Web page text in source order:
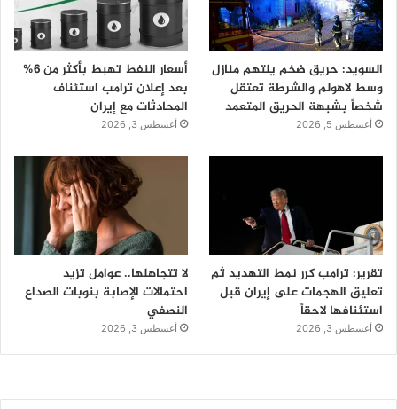
السويد: حريق ضخم يلتهم منازل
وسط لاهولم والشرطة تعتقل
شخصاً بشبهة الحريق المتعمد
أغسطس 5, 2026
أسعار النفط تهبط بأكثر من 6%
بعد إعلان ترامب استئناف
المحادثات مع إيران
أغسطس 3, 2026
تقرير: ترامب كرر نمط التهديد ثم
تعليق الهجمات على إيران قبل
استئنافها لاحقاً
أغسطس 3, 2026
لا تتجاهلها.. عوامل تزيد
احتمالات الإصابة بنوبات الصداع
النصفي
أغسطس 3, 2026